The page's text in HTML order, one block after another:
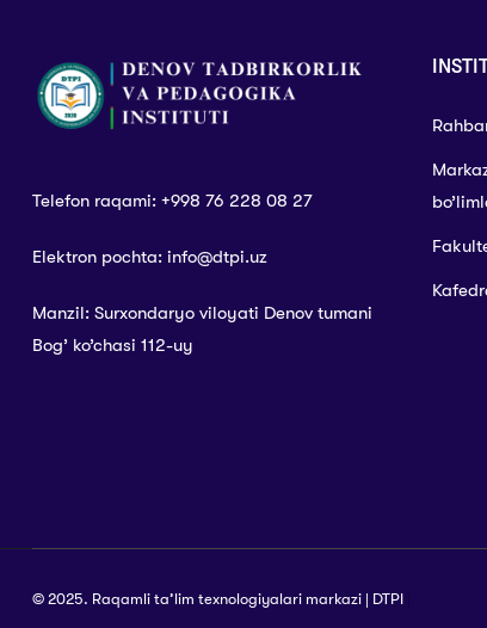
Telefon raqami: +998 76 228 08 27
Elektron pochta: info@dtpi.uz
Manzil: Surxondaryo viloyati Denov tumani
Bog’ ko’chasi 112-uy
© 2025. Raqamli ta’lim texnologiyalari markazi | DTPI